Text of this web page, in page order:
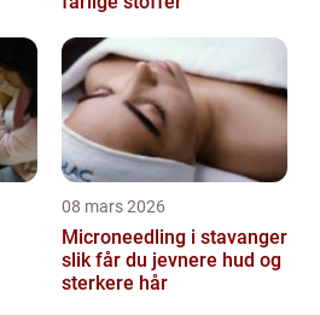
08 mars 2026
Microneedling i stavanger
slik får du jevnere hud og
sterkere hår